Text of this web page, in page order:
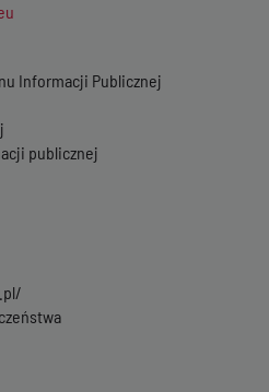
Informacji Publicznej
publicznej